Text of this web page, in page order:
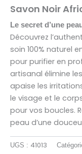
Savon Noir
Le secret d’une
Découvrez
soin 100% naturel
pour purifier en
artisanal élimine
apaise les
le visage et le
pour vos boucles.
peau d’une
UGS : 41013